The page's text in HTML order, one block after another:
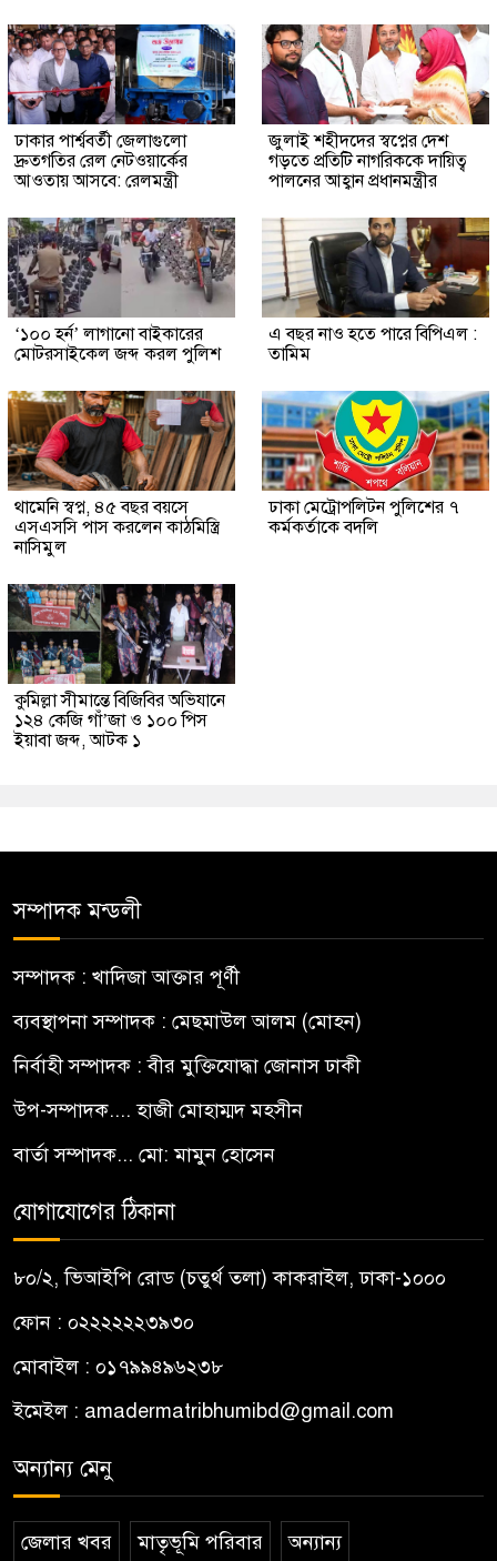
ঢাকার পার্শ্ববর্তী জেলাগুলো
দ্রুতগতির রেল নেটওয়ার্কের
আওতায় আসবে: রেলমন্ত্রী
জুলাই শহীদদের স্বপ্নের দেশ
গড়তে প্রতিটি নাগরিককে দায়িত্ব
পালনের আহ্বান প্রধানমন্ত্রীর
‘১০০ হর্ন’ লাগানো বাইকারের
মোটরসাইকেল জব্দ করল পুলিশ
এ বছর নাও হতে পারে বিপিএল :
তামিম
থামেনি স্বপ্ন, ৪৫ বছর বয়সে
এসএসসি পাস করলেন কাঠমিস্ত্রি
নাসিমুল
ঢাকা মেট্রোপলিটন পুলিশের ৭
কর্মকর্তাকে বদলি
কুমিল্লা সীমান্তে বিজিবির অভিযানে
১২৪ কেজি গাঁ’জা ও ১০০ পিস
ইয়াবা জব্দ, আটক ১
সম্পাদক মন্ডলী
সম্পাদক : খাদিজা আক্তার পূর্ণী
ব্যবস্থাপনা সম্পাদক : মেছমাউল আলম (মোহন)
নির্বাহী সম্পাদক : বীর মুক্তিযোদ্ধা জোনাস ঢাকী
উপ-সম্পাদক.... হাজী মোহাম্মদ মহসীন
বার্তা সম্পাদক... মো: মামুন হোসেন
যোগাযোগের ঠিকানা
৮০/২, ভিআইপি রোড (চতুর্থ তলা) কাকরাইল, ঢাকা-১০০০
ফোন : ০২২২২২২৩৯৩০
মোবাইল : ০১৭৯৯৪৯৬২৩৮
ইমেইল : amadermatribhumibd@gmail.com
অন্যান্য মেনু
জেলার খবর মাতৃভূমি পরিবার অন্যান্য